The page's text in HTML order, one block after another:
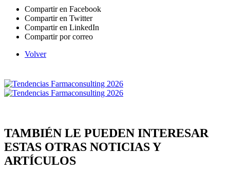
Compartir en Facebook
Compartir en Twitter
Compartir en LinkedIn
Compartir por correo
Volver
TAMBIÉN LE PUEDEN INTERESAR
ESTAS OTRAS NOTICIAS Y
ARTÍCULOS